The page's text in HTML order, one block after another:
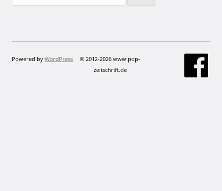
nach:
Powered by WordPress
© 2012-2026 www.pop-
zeitschrift.de